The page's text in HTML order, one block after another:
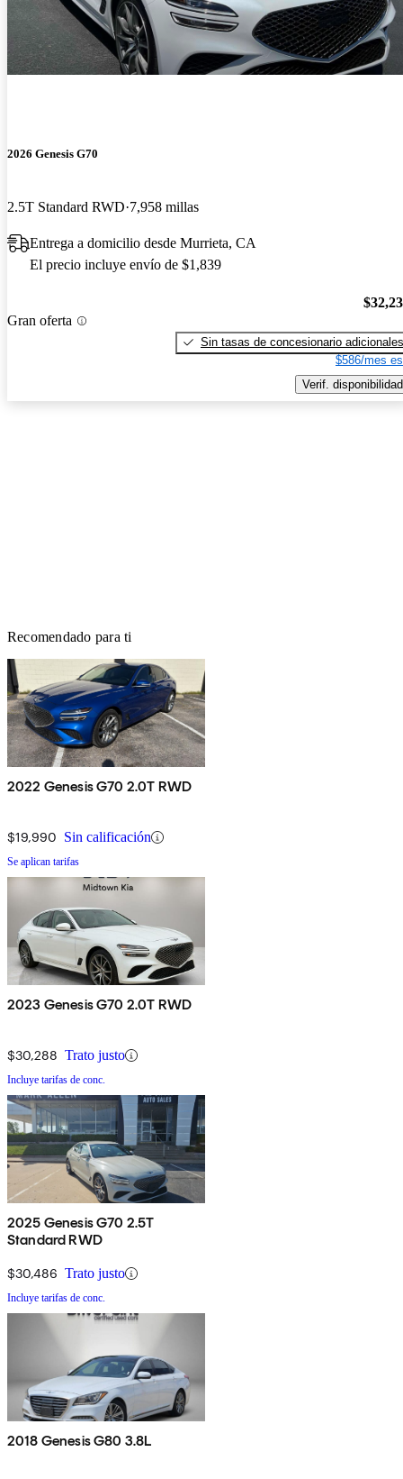
2026 Genesis G70
2.5T Standard RWD 7,958 millas
Entrega a domicilio desde Murrieta, CA
El precio incluye envío de $1,839
Gran oferta
Sin tasas de concesionario adicionales
$586/mes
Verif. disponibilidad
Recomendado para ti
2022 Genesis G70 2.0T RWD
$19,990 Sin calificación
Se aplican tarifas
2023 Genesis G70 2.0T RWD
$30,288 Trato justo
Incluye tarifas de conc.
2025 Genesis G70 2.5T
Standard RWD
$30,486 Trato justo
Incluye tarifas de conc.
2018 Genesis G80 3.8L